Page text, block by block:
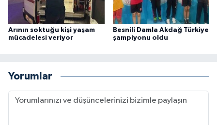
Arının soktuğu kişi yaşam
mücadelesi veriyor
Besnili Damla Akdağ Türkiye
şampiyonu oldu
Yorumlar